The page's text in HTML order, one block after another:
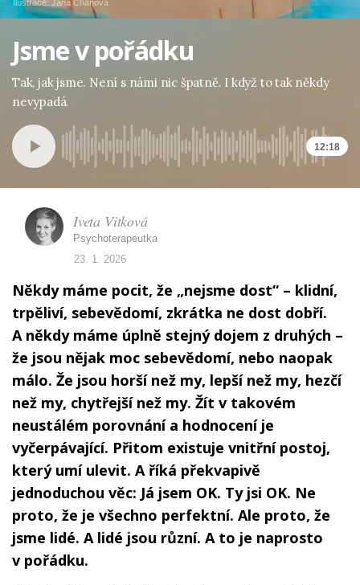
Ilustrace: Jana Chánová
Jsme v pořádku
Tak, jak jsme. Není s námi nic špatně. I když to tak někdy
nevypadá.
12:18
Někdy máme pocit, že „nejsme dost“ – klidní,
trpěliví, sebevědomí, zkrátka ne dost dobří.
A někdy máme úplně stejný dojem z druhých –
že jsou nějak moc sebevědomí, nebo naopak
málo. Že jsou horší než my, lepší než my, hezčí
než my, chytřejší než my. Žít v takovém
neustálém porovnání a hodnocení je
vyčerpávající. Přitom existuje vnitřní postoj,
který umí ulevit. A říká překvapivě
jednoduchou věc: Já jsem OK. Ty jsi OK. Ne
proto, že je všechno perfektní. Ale proto, že
jsme lidé. A lidé jsou různí. A to je naprosto
v pořádku.
Iveta Vitková
Psychoterapeutka
23. 1. 2026